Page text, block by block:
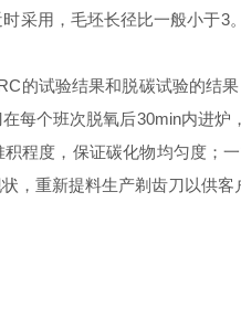
采用，毛坯长径比一般小于
的试验结果和脱碳试验的结
每个班次脱氧后30min内进
程度，保证碳化物均匀度
，重新提料生产剃齿刀以供